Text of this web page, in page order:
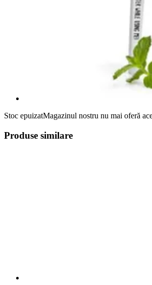
Stoc epuizatMagazinul nostru nu mai oferă
Produse similare